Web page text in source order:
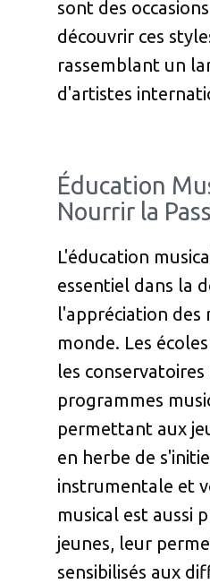
sont des
découvrir ces
rassemblant un
d'artistes
Éducation
Nourrir la
L'éducation
essentiel dans la
l'appréciation des
monde. Les
les
programmes
permettant aux
en herbe de
instrumentale et
musical est aussi
jeunes, leur
sensibilisés aux